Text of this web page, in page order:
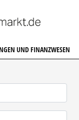
UND FINANZWESEN